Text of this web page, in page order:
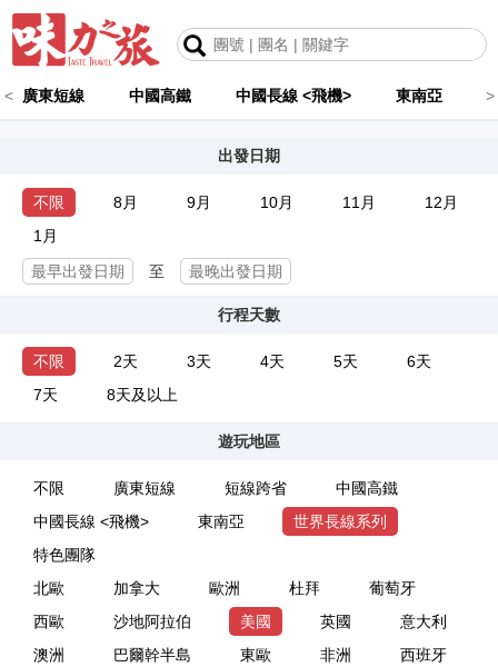
< 廣東短線 中國高鐵 中國長線 <飛機> 東南亞 >
出發日期
不限 8月 9月 10月 11月
12月
1月
至
行程天數
不限 2天 3天 4天 5天
6天
7天
8天及以上
遊玩地區
不限 廣東短線 短線跨省
中國高鐵
中國長線 <飛機>
東南亞
世界長線系列
特色團隊
北歐
加拿大 歐洲 杜拜
葡萄牙
西歐
沙地阿拉伯 美國 英國
意大利
澳洲
巴爾幹半島 東歐 非洲 西班牙